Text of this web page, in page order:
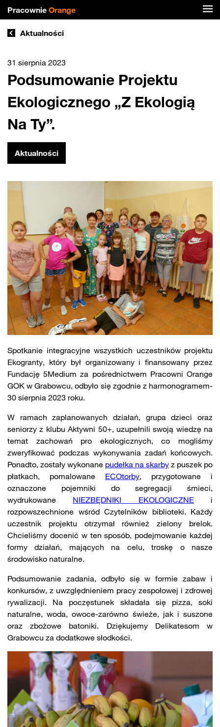
Pracownie Orange
Aktualności
31 sierpnia 2023
Podsumowanie Projektu
Ekologicznego „Z Ekologią
Na Ty”.
Aktualności
Spotkanie integracyjne wszystkich uczestników projektu
Ekogranty, który był organizowany i finansowany przez
Fundację 5Medium za pośrednictwem Pracowni Orange
GOK w Grabowcu, odbyło się zgodnie z harmonogramem-
30 sierpnia 2023 roku.
W ramach zaplanowanych działań, grupa dzieci oraz
seniorzy z klubu Aktywni 50+, uzupełnili swoją wiedzę na
temat zachowań pro ekologicznych, co mogliśmy
zweryfikować podczas wykonywania zadań końcowych.
Ponadto, zostały wykonane pudełka na skarby z puszek po
płatkach, pomalowane ECOtorby, przygotowane i
oznaczone pojemniki do segregacji śmieci,
wydrukowane NIEZBĘDNIKI EKOLOGICZNEi
rozpowszechnione wśród Czytelników biblioteki. Każdy
uczestnik projektu otrzymał również zielony brelok.
Chcieliśmy docenić w ten sposób, podejmowanie każdej
formy działań, mających na celu, troskę o nasze
środowisko naturalne.
Podsumowanie zadania, odbyło się w formie zabaw i
konkursów, z uwzględnieniem pracy zespołowej i zdrowej
rywalizacji. Na poczęstunek składała się pizza, soki
naturalne, woda, owoce-zarówno świeże, jak i suszone
oraz zbożowe batoniki. Dziękujemy Delikatesom w
Grabowcu za dodatkowe słodkości.